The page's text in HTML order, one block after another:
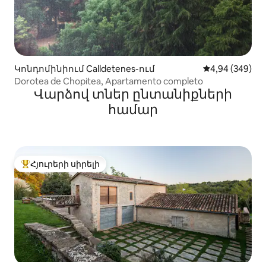
Կոնդոմինիում Calldetenes-ում Միջին
4,94 (349)
Dorotea de Chopitea, Apartamento completo
Վարձով տներ ընտանիքների
համար
Հյուրերի սիրելի լավագույն տները
Հյուրերի սիրելի